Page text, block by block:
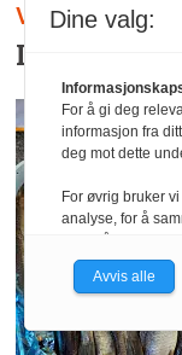
Villreinsenter:
Inviterer
Dine valg:
For å gi deg
informasjon fra
deg mot dette
For øvrig bruker
analyse, for å
du få relevante
nettverket basert
Avvis alle